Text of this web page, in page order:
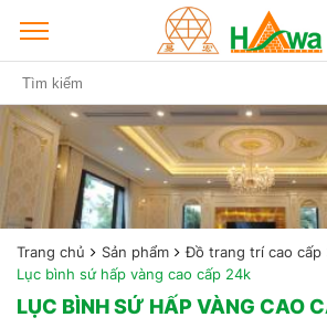
Trang chủ Sản phẩm
Đồ trang trí cao cấp
Lục bình sứ hấp vàng cao cấp 24k
LỤC BÌNH SỨ HẤP VÀNG CAO